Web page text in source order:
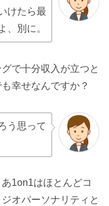
けたら最
、別に。
で十分収入が立つと
幸せなんですか？
う思って
1on1はほとんどコ
オパーソナリティと